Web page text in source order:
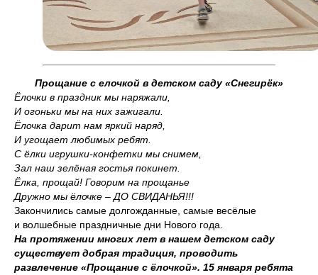
Прощание с елочкой в детском саду «Снегирёк»
Ёлочки в праздник мы наряжали,
И огоньки мы на них зажигали.
Ёлочка дарит нам яркий наряд,
И угощает любимых ребят.
С ёлки игрушки-конфетки мы снимем,
Зал наш зелёная гостья покинет.
Ёлка, прощай! Говорим на прощанье
Дружно мы ёлочке – ДО СВИДАНЬЯ!!!
Закончились самые долгожданные, самые весёлые
и волшебные праздничные дни Нового года.
На протяжении многих лет в нашем детском саду
существует добрая традиция, проводить
развлечение «Прощание с ёлочкой». 15 января ребята